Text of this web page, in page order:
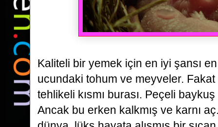
Kaliteli bir yemek için en iyi şansı
ucundaki tohum ve meyveler. Fakat
tehlikeli kısmı burası. Peçeli baykuş
Ancak bu erken kalkmış ve karnı